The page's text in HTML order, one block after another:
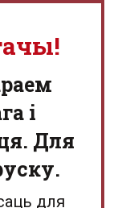
і
Для
для